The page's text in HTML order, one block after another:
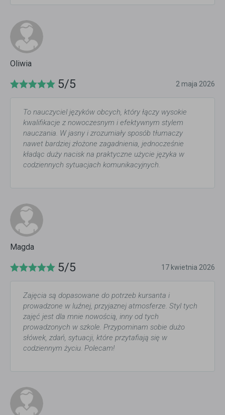
Oliwia
5/5 2 maja 2026
To nauczyciel języków obcych, który łączy wysokie
kwalifikacje z nowoczesnym i efektywnym stylem
nauczania. W jasny i zrozumiały sposób tłumaczy
nawet bardziej złożone zagadnienia, jednocześnie
kładąc duży nacisk na praktyczne użycie języka w
codziennych sytuacjach komunikacyjnych.
Magda
5/5 17 kwietnia 2026
Zajęcia są dopasowane do potrzeb kursanta i
prowadzone w luźnej, przyjaznej atmosferze. Styl tych
zajęć jest dla mnie nowością, inny od tych
prowadzonych w szkole. Przypominam sobie dużo
słówek, zdań, sytuacji, które przytafiają się w
codziennym życiu. Polecam!